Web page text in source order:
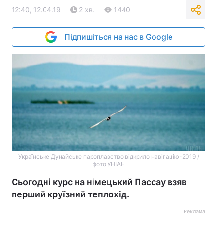
12:40, 12.04.19 2 хв. 1440
Підпишіться на нас в Google
Українське Дунайське пароплавство відкрило навігацію-2019 /
фото УНІАН
Сьогодні курс на німецький Пассау взяв
перший круїзний теплохід.
Реклама